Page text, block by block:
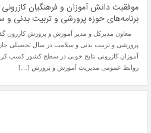
موفقیت دانش آموزان و فرهنگیان
برنامه‌های حوزه پرورشی و تربیت بدنی و
معاون مدیرکل و مدیر آموزش و پرورش کازرون
پرورشی و تربیت بدنی و سلامت در سال تحصیلی
آموزان کازرونی نتایج خوبی در سطح کشور کسب
روابط عمومی مدیریت آموزش و پرورش […]